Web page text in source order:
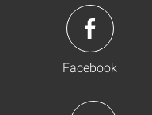
Facebook